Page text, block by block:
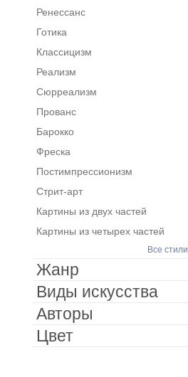
Ренессанс
Готика
Классицизм
Реализм
Сюрреализм
Прованс
Барокко
Фреска
Постимпрессионизм
Стрит-арт
Картины из двух частей
Картины из четырех частей
Все стили
Жанр
Виды искусства
Авторы
Цвет